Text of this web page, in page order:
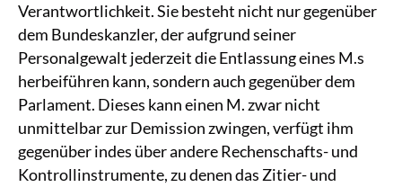
Verantwortlichkeit. Sie besteht nicht nur gegenüber
dem Bundeskanzler, der aufgrund seiner
Personalgewalt jederzeit die Entlassung eines M.s
herbeiführen kann, sondern auch gegenüber dem
Parlament. Dieses kann einen M. zwar nicht
unmittelbar zur Demission zwingen, verfügt ihm
gegenüber indes über andere Rechenschafts- und
Kontrollinstrumente, zu denen das Zitier- und